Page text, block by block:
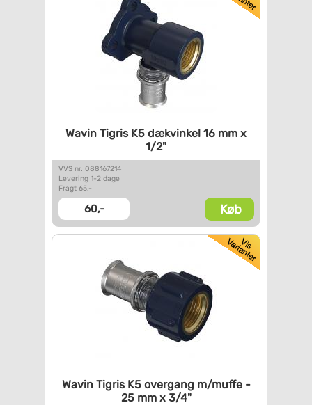
Wavin Tigris K5 dækvinkel 16 mm x
1/2"
VVS nr. 088167214
Levering 1-2 dage
Fragt 65,-
60,- Køb
Wavin Tigris K5 overgang m/muffe -
25 mm x 3/4"